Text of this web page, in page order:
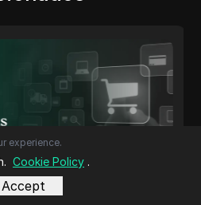
experience.
Cookie Policy .
Accept